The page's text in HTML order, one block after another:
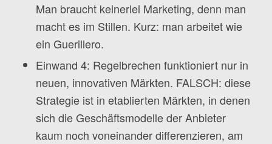
Man braucht keinerlei Marketing, denn man
macht es im Stillen. Kurz: man arbeitet wie
ein Guerillero.
Einwand 4: Regelbrechen funktioniert nur in
neuen, innovativen Märkten. FALSCH: diese
Strategie ist in etablierten Märkten, in denen
sich die Geschäftsmodelle der Anbieter
kaum noch voneinander differenzieren, am